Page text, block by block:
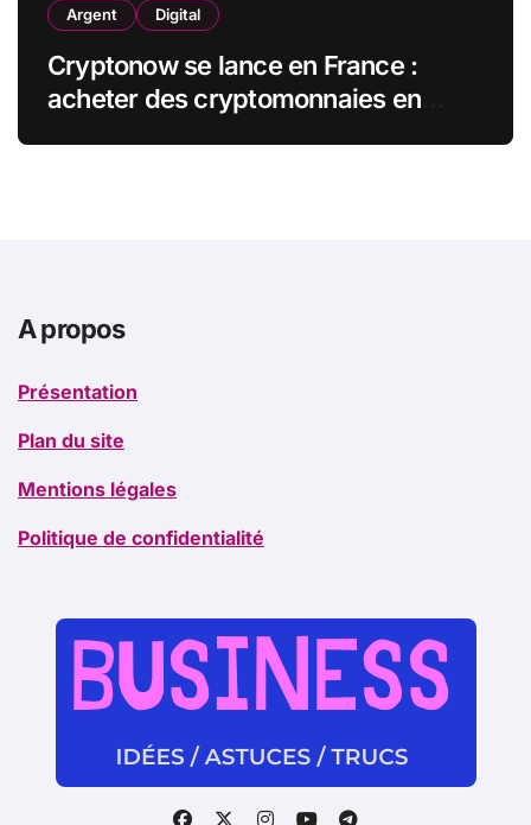
Argent Digital
Cryptonow se lance en France :
acheter des cryptomonnaies en
A propos
Présentation
Plan du site
Mentions légales
Politique de confidentialité